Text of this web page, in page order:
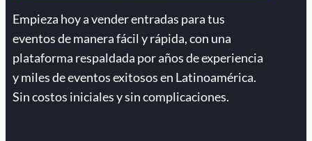
Empieza hoy a vender entradas para tus
eventos de manera fácil y rápida, con una
plataforma respaldada por años de experiencia
y miles de eventos exitosos en Latinoamérica.
Sin costos iniciales y sin complicaciones.